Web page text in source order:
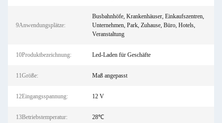
9Anwendungsplätze:
Busbahnhöfe, Krankenhäuser, Einkaufszentren,
Unternehmen, Park, Zuhause, Büro, Hotels,
Veranstaltung
10Produktbezeichnung: Led-Laden für Geschäfte
11Größe: Maß angepasst
12Eingangsspannung: 12 V
13Betriebstemperatur: 28℃